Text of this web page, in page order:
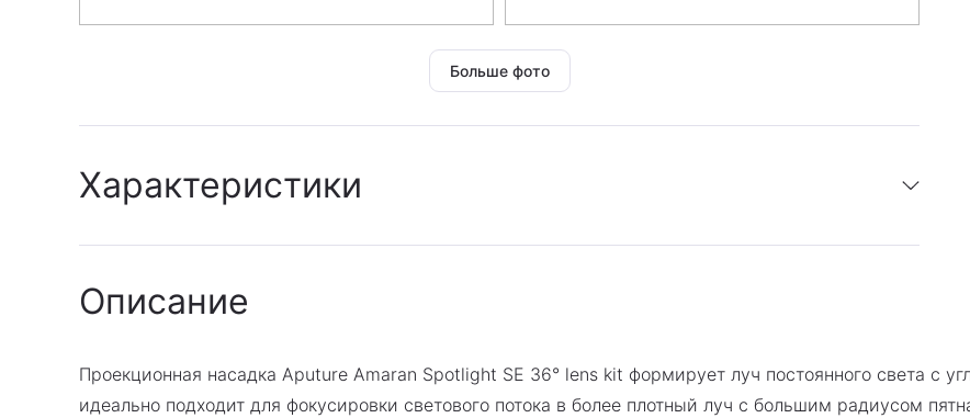
Больше фото
Характеристики
Гарантия:
Описание
Проекционная насадка Aputure Amaran Spotlight SE 36° lens kit формирует луч постоянного света с
идеально подходит для фокусировки светового потока в более плотный луч с большим радиусом